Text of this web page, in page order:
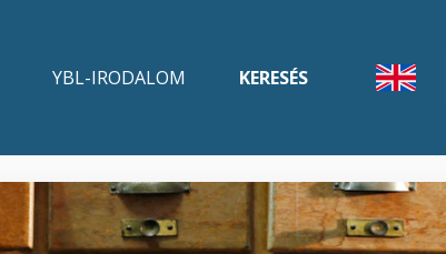
YBL-IRODALOM KERESÉS